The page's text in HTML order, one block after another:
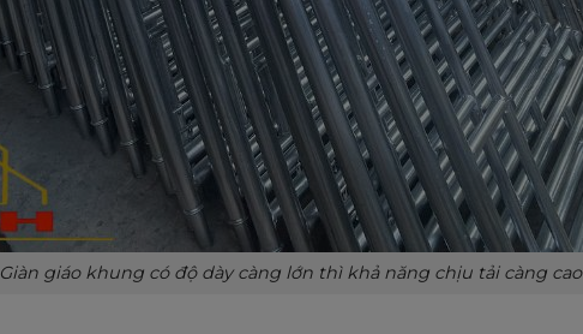
Giàn giáo khung có độ dày càng lớn thì khả năng chịu tải càng cao